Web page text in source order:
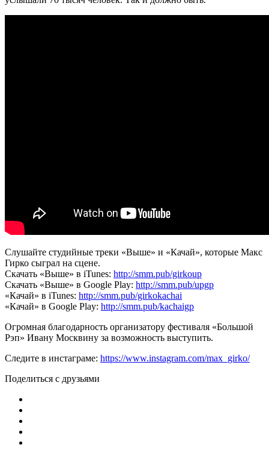
Слушайте студийные треки «Выше» и «Качай», которые Макс
Гирко сыграл на сцене.
Скачать «Выше» в iTunes: http://smm.pub/girkoup
Скачать «Выше» в Google Play: http://smm.pub/upgp
«Качай» в iTunes: http://smm.pub/girkokachai
«Качай» в Google Play: http://smm.pub/kachaigp
Огромная благодарность организатору фестиваля «Большой
Рэп» Ивану Москвину за возможность выступить.
Следите в инстаграме: https://www.instagram.com/max_girko/
Поделиться с друзьями